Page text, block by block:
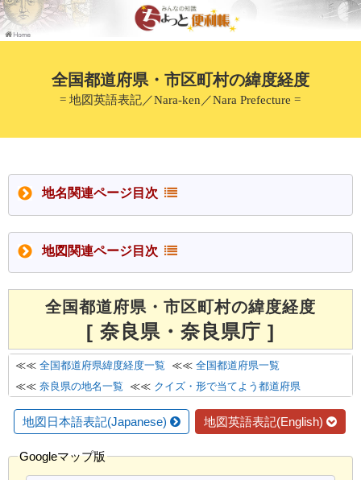
全国都道府県・市区町村の緯度経度
= 地図英語表記／Nara-ken／Nara Prefecture =
地名関連ページ目次
地図関連ページ目次
全国都道府県・市区町村の緯度経度
[ 奈良県・奈良県庁 ]
≪≪ 全国都道府県緯度経度一覧 ≪≪ 全国都道府県一覧
≪≪ 奈良県の地名一覧 ≪≪ クイズ・形で当てよう都道府県
地図日本語表記(Japanese) 地図英語表記(English)
Googleマップ版